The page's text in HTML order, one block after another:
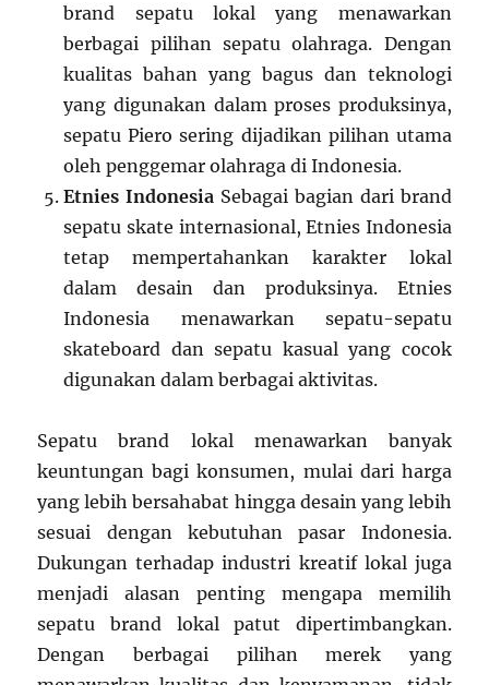
brand sepatu lokal yang menawarkan
berbagai pilihan sepatu olahraga. Dengan
kualitas bahan yang bagus dan teknologi
yang digunakan dalam proses produksinya,
sepatu Piero sering dijadikan pilihan utama
oleh penggemar olahraga di Indonesia.
Etnies Indonesia Sebagai bagian dari brand
sepatu skate internasional, Etnies Indonesia
tetap mempertahankan karakter lokal
dalam desain dan produksinya. Etnies
Indonesia menawarkan sepatu-sepatu
skateboard dan sepatu kasual yang cocok
digunakan dalam berbagai aktivitas.
Sepatu brand lokal menawarkan banyak
keuntungan bagi konsumen, mulai dari harga
yang lebih bersahabat hingga desain yang lebih
sesuai dengan kebutuhan pasar Indonesia.
Dukungan terhadap industri kreatif lokal juga
menjadi alasan penting mengapa memilih
sepatu brand lokal patut dipertimbangkan.
Dengan berbagai pilihan merek yang